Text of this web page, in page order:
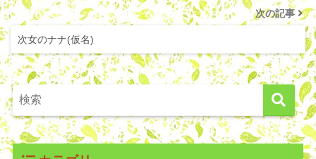
次の記事
次女のナナ(仮名)